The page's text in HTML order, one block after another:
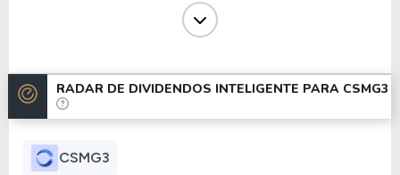
23/06/2025
Dividendos
05/03/2025 25/04/2025 0,17730000
RADAR DE DIVIDENDOS INTELIGENTE PARA CSMG3
CSMG3